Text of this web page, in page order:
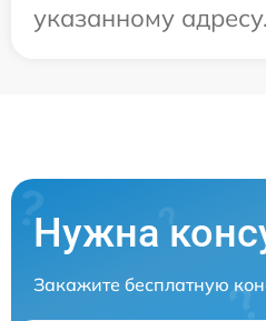
указанному адресу.
Нужна
Закажите бесплатную